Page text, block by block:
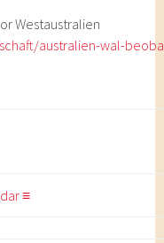
Westaustralien
australien-wal-
≡